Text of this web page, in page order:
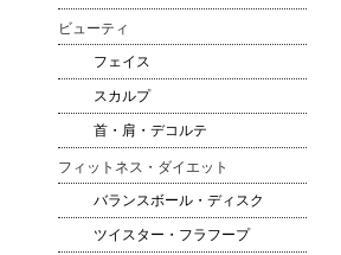
ビューティ
フェイス
スカルプ
首・肩・デコルテ
フィットネス・ダイエット
バランスボール・ディスク
ツイスター・フラフープ